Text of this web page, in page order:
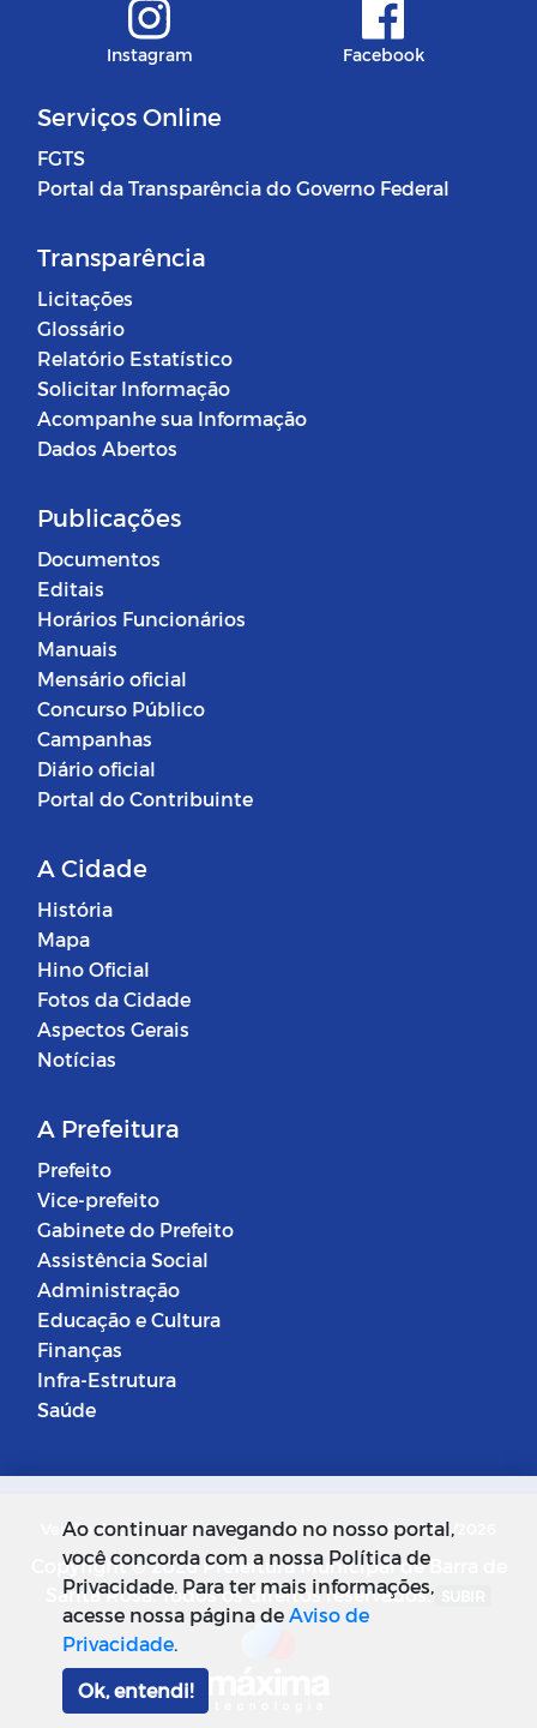
Instagram Facebook
Serviços Online
FGTS
Portal da Transparência do Governo Federal
Transparência
Licitações
Glossário
Relatório Estatístico
Solicitar Informação
Acompanhe sua Informação
Dados Abertos
Publicações
Documentos
Editais
Horários Funcionários
Manuais
Mensário oficial
Concurso Público
Campanhas
Diário oficial
Portal do Contribuinte
A Cidade
História
Mapa
Hino Oficial
Fotos da Cidade
Aspectos Gerais
Notícias
A Prefeitura
Prefeito
Vice-prefeito
Gabinete do Prefeito
Assistência Social
Administração
Educação e Cultura
Finanças
Infra-Estrutura
Saúde
Versão do Sistema: 5.0.268 Data da Versão: 18/03/2026
Copyright © 2026 Prefeitura Municipal de Barra de
Santa Rosa. Todos os direitos reservados.
Ao continuar navegando no nosso portal,
você concorda com a nossa Política de
Privacidade. Para ter mais informações,
acesse nossa página deAviso de
Privacidade.
Ok, entendi!